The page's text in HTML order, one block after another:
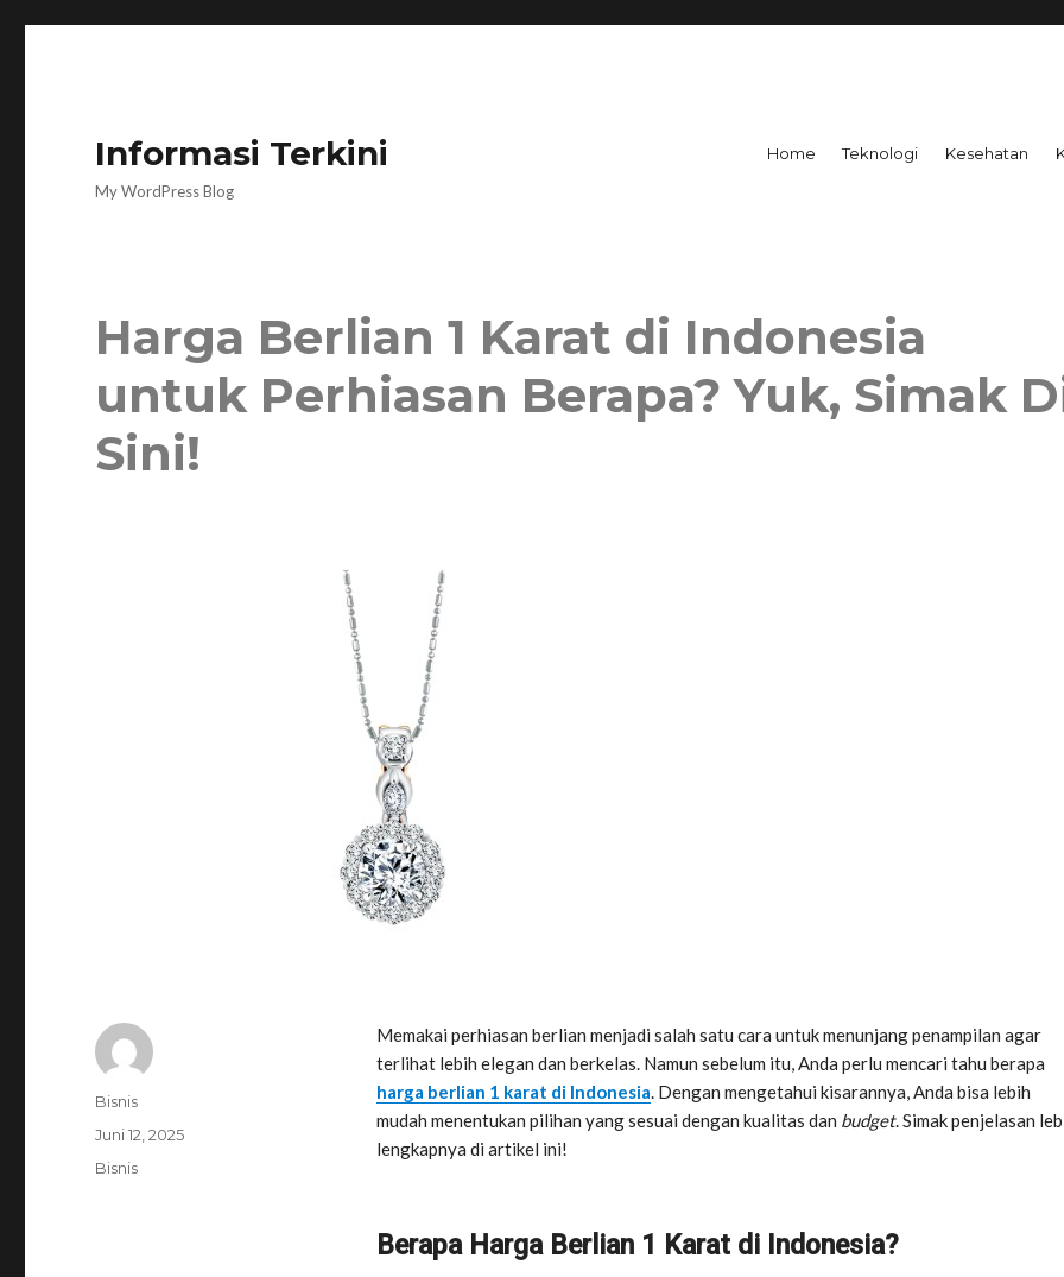
Informasi Terkini
My WordPress Blog
Home Teknologi Kesehatan
Harga Berlian 1 Karat di Indonesia
untuk Perhiasan Berapa? Yuk, Simak
Sini!
Memakai perhiasan berlian menjadi salah satu cara untuk menunjang penampilan agar
terlihat lebih elegan dan berkelas. Namun sebelum itu, Anda perlu mencari tahu berapa
harga berlian 1 karat di Indonesia. Dengan mengetahui kisarannya, Anda bisa lebih
mudah menentukan pilihan yang sesuai dengan kualitas dan budget. Simak penjelasan
lengkapnya di artikel ini!
Berapa Harga Berlian 1 Karat di Indonesia?
Penulis
Bisnis
Diposkan
pada
Juni 12, 2025
Kategori
Bisnis